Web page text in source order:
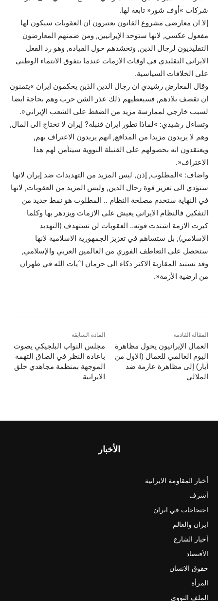
شركات »أوف شور« تابعة لها.
إلا ان معارضي مشروع القانون يعتبرون ان العقوبات سيكون لها
مفعول عكسي, لانها ستوحد الإيرانيين, ومن ضمنهم المعارضون
التقليديون لرجال الدين, وتحشدهم حول القيادة, وهو رد الفعل
الايراني التقليدي في اوقات الازمات عندما يتفوق الانتماء الوطني
على الخلافات السياسية.
وقال المعارض رشيدي ان رجال الدين الذين يحكمون إيران »يتمنون
ان تقصف بلادهم, فسيعطيهم ذلك عذر الشن حرب وهم بحاجة ايضا
لسبب خارجي لممارسة مزيد من الضغط على الشعب الإيراني«.
وتساءل رشيدي: »لماذا تطور ايران قنبلة? إيران لا تحتاج الى المال,
وهم لا يريدون مزيدا من المدافع, انهم يريدون الاعتراف بهم,
ويعتقدون انه بحصولهم على القنبلة النووية سيتأمن لهم هذا
الاعتراف«.
واضاف: »المطلوب, إذن, ليس المزيد من التهديدات ضد إيران لانها
ستؤدي الى تعزيز قوة رجال الدين, وليس المزيد من العقوبات, لانها
في النهاية ستخدم مصلحة النظام .. المطلوب هو نمط جديد من
التفكير, فالنظام الايراني يعيش على الازمات ويزدهر بها وكلما
كبرت الازمة اشتدت قوته.. العقوبات لن تستهدف (التهديد
الإسلامي), بل ستساهم في تعزيز الجمهورية الاسلامية لانها
ستحصل على التعاطف الفوري من العالمين العربي والإسلامي,
وقد تستند المقاربة الاكثر ذكاء الى حرمان اˆيات الله في طهران
من ارضية الأزمة«.
المادة السابقة
مجلس النواب البلجيكي يصوت
باعادة النظر في الصاق التهمة
الموجهة بمنظمة مجاهدي خلق
الايرانية
المقالة القادمة
العمال الإيرانيون يحول مظاهرة
اليوم العالمي للعمال (الاول من
أيار) إلى مظاهرة عارمة ضد
الملالي
الأخبار
أخبار المقاومة الايرانية
أشرف
احتجاجات في ايران
ايران والعالم
أخبار الشارع
الأقتصاد
حقوق الانسان
المرأة
الملف النووي